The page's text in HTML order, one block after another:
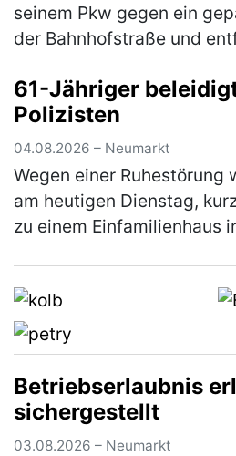
seinem Pkw gegen ein
der Bahnhofstraße und
Ein aufmerksamer Zeuge
(mehr)
61-Jähriger
Polizisten
04.08.2026 – Neumarkt
Wegen einer Ruhestörung
am heutigen Dienstag,
zu einem Einfamilienhaus
Betriebserlaubnis
sichergestellt
03.08.2026 – Neumarkt